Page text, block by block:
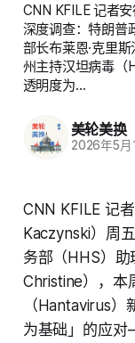
CNN KFILE 记者
深度调查：特朗普
部长布莱恩·克里
州主持汉坦病毒（
透明度为…
美轮美换
2026年5月
CNN KFILE 记
Kaczynski）周
务部（HHS）助
Christine），本
（Hantavirus
为基础」的应